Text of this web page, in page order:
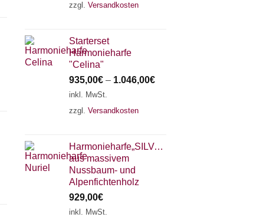
zzgl. Versandkosten
Starterset
Harmonieharfe
"Celina"
935,00€ – 1.046,00€
inkl. MwSt.
zzgl. Versandkosten
Harmonieharfe„SILVANA"
aus massivem
Nussbaum- und
Alpenfichtenholz
929,00€
inkl. MwSt.